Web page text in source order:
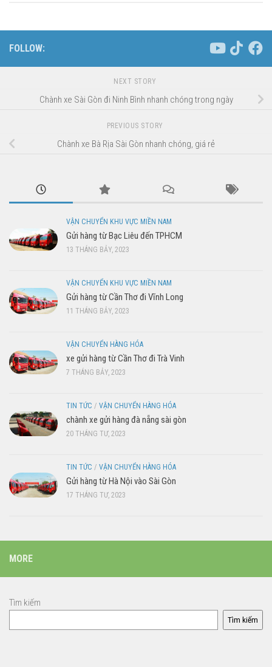
FOLLOW:
NEXT STORY
Chành xe Sài Gòn đi Ninh Bình nhanh chóng trong ngày
PREVIOUS STORY
Chành xe Bà Rịa Sài Gòn nhanh chóng, giá rẻ
VẬN CHUYỂN KHU VỰC MIỀN NAM
Gửi hàng từ Bạc Liêu đến TPHCM
13 THÁNG BẢY, 2023
VẬN CHUYỂN KHU VỰC MIỀN NAM
Gửi hàng từ Cần Thơ đi Vĩnh Long
11 THÁNG BẢY, 2023
VẬN CHUYỂN HÀNG HÓA
xe gửi hàng từ Cần Thơ đi Trà Vinh
7 THÁNG BẢY, 2023
TIN TỨC / VẬN CHUYỂN HÀNG HÓA
chành xe gửi hàng đà nẵng sài gòn
20 THÁNG TƯ, 2023
TIN TỨC / VẬN CHUYỂN HÀNG HÓA
Gửi hàng từ Hà Nội vào Sài Gòn
17 THÁNG TƯ, 2023
MORE
Tìm kiếm
Tìm kiếm